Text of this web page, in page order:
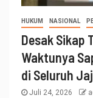
HUKUM NASIONAL
Desak Sikap
Waktunya
di Seluruh
Juli 24, 2026